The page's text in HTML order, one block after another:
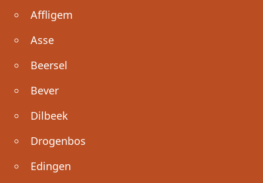
Affligem
Asse
Beersel
Bever
Dilbeek
Drogenbos
Edingen